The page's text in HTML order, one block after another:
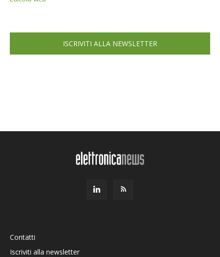
ISCRIVITI ALLA NEWSLETTER
Contatti
Iscriviti alla newsletter